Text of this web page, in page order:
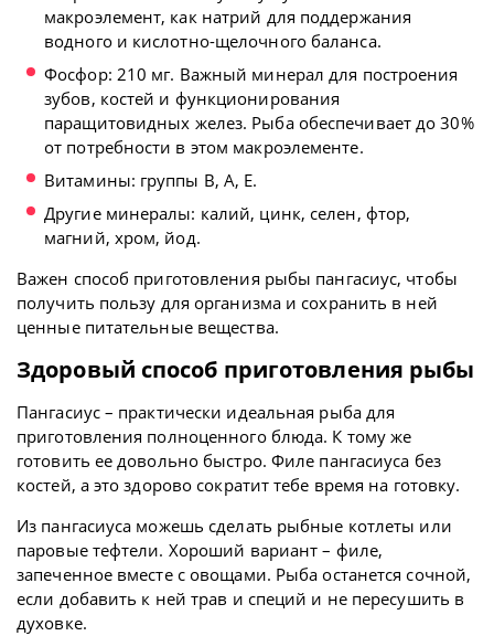
макроэлемент, как натрий для поддержания
водного и кислотно-щелочного баланса.
Фосфор: 210 мг. Важный минерал для построения
зубов, костей и функционирования
паращитовидных желез. Рыба обеспечивает до 30%
от потребности в этом макроэлементе.
Витамины: группы В, А, Е.
Другие минералы: калий, цинк, селен, фтор,
магний, хром, йод.
Важен способ приготовления рыбы пангасиус, чтобы
получить пользу для организма и сохранить в ней
ценные питательные вещества.
Здоровый способ приготовления рыбы
Пангасиус – практически идеальная рыба для
приготовления полноценного блюда. К тому же
готовить ее довольно быстро. Филе пангасиуса без
костей, а это здорово сократит тебе время на готовку.
Из пангасиуса можешь сделать рыбные котлеты или
паровые тефтели. Хороший вариант – филе,
запеченное вместе с овощами. Рыба останется сочной,
если добавить к ней трав и специй и не пересушить в
духовке.